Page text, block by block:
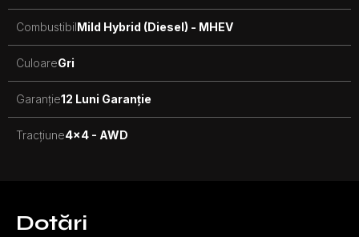
CombustibilMild Hybrid (Diesel) - MHEV
CuloareGri
Garanție12 Luni Garanție
Tracțiune4x4 - AWD
Dotări